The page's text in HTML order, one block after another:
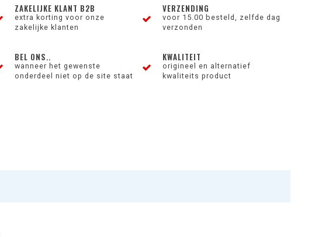
ZAKELIJKE KLANT B2B
extra korting voor onze
zakelijke klanten
VERZENDING
voor 15.00 besteld, zelfde dag
verzonden
BEL ONS..
wanneer het gewenste
onderdeel niet op de site staat
KWALITEIT
origineel en alternatief
kwaliteits product